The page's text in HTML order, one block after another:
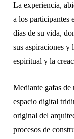
La experiencia,
a los participantes
días de su vida,
sus aspiraciones y
espiritual y la
Mediante gafas
espacio digital
original del
procesos de